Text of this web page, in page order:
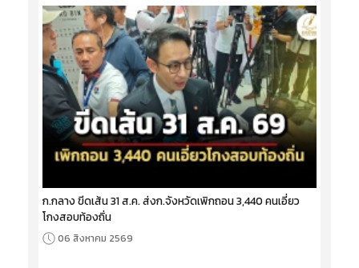
ก.กลาง ขีดเส้น 31 ส.ค. ส่งก.จังหวัดเพิกถอน 3,440 คนเอี่ยว
โกงสอบท้องถิ่น
06 สิงหาคม 2569